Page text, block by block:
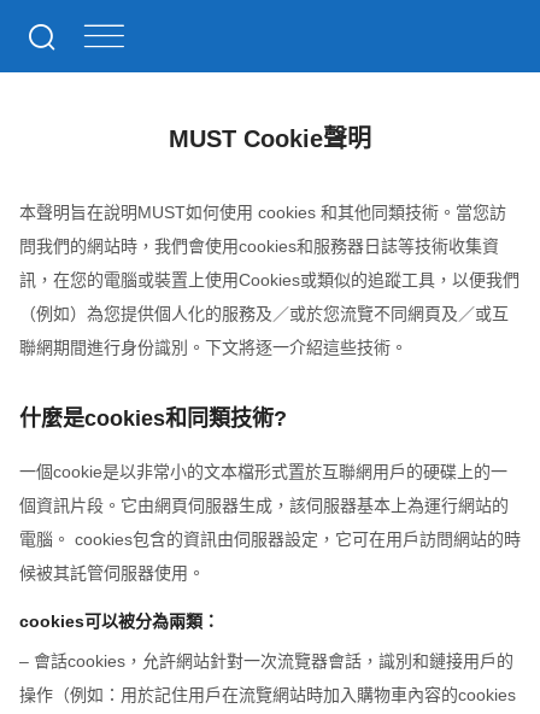
MUST Cookie聲明
本聲明旨在說明MUST如何使用 cookies 和其他同類技術。當您訪
問我們的網站時，我們會使用cookies和服務器日誌等技術收集資
訊，在您的電腦或裝置上使用Cookies或類似的追蹤工具，以便我們
（例如）為您提供個人化的服務及／或於您流覽不同網頁及／或互
聯網期間進行身份識別。下文將逐一介紹這些技術。
什麼是cookies和同類技術?
一個cookie是以非常小的文本檔形式置於互聯網用戶的硬碟上的一
個資訊片段。它由網頁伺服器生成，該伺服器基本上為運行網站的
電腦。 cookies包含的資訊由伺服器設定，它可在用戶訪問網站的時
候被其託管伺服器使用。
cookies可以被分為兩類：
– 會話cookies，允許網站針對一次流覽器會話，識別和鏈接用戶的
操作（例如：用於記住用戶在流覽網站時加入購物車內容的cookies